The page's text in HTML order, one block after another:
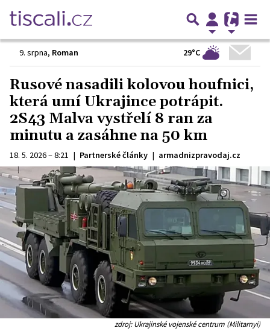
9. srpna, Roman 29°C
Rusové nasadili kolovou houfnici,
která umí Ukrajince potrápit.
2S43 Malva vystřelí 8 ran za
minutu a zasáhne na 50 km
18. 5. 2026 – 8:21 | Partnerské články | armadnizpravodaj.cz
zdroj: Ukrajinské vojenské centrum (Militarnyi)